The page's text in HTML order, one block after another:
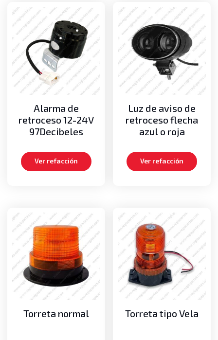
Mástil
Baleros de mástil
Bujes
Cadenas de mástil
Medias lunas
Pernos
Poleas guías de cadenas
Poleas guías de mangueras
Motor
Aros dentados
Bielas
Carteras de empaques, Kits de empaques
Cigueñales
Metales de biela
Pistones
Turbos
Volante o Flywheel
Seguridad
Alarmas de retroceso
Luces de retroceso
Alarma de
retroceso 12-24V
97Decibeles
Ver refacción
Luz de aviso de
retroceso flecha
azul o roja
Ver refacción
Torreta normal Torreta tipo Vela